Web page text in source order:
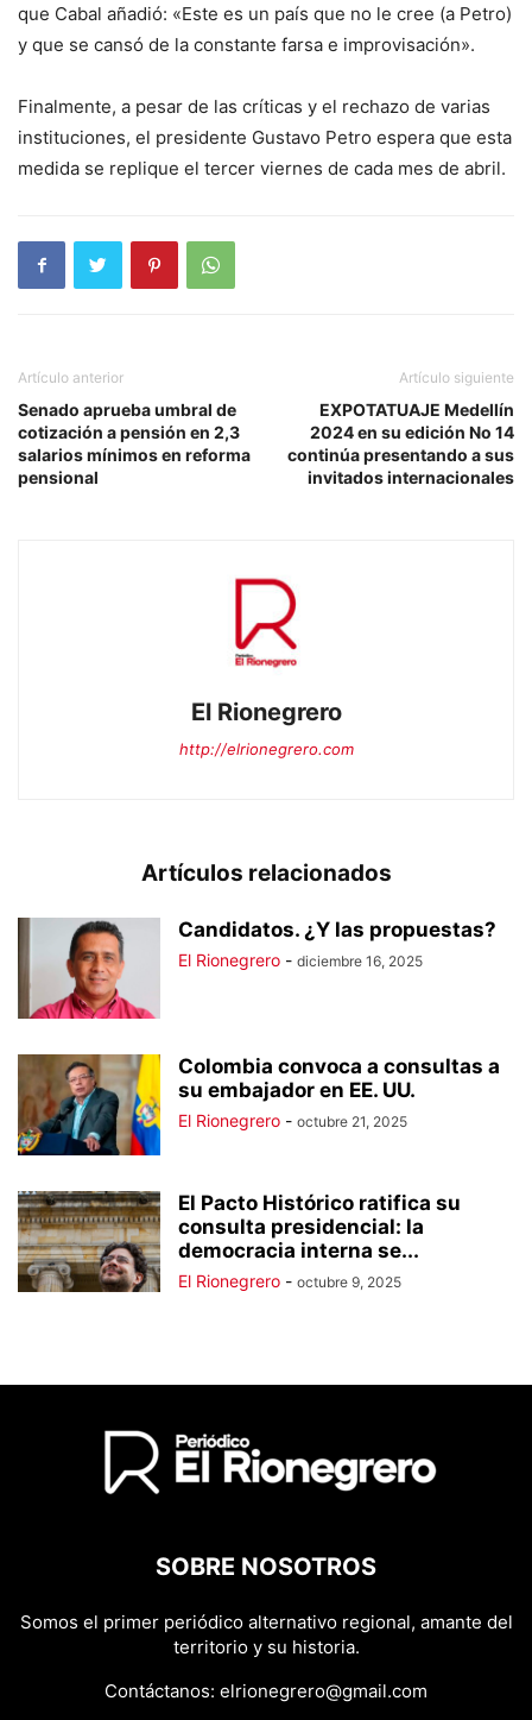
que Cabal añadió: «Este es un país que no le cree (a Petro)
y que se cansó de la constante farsa e improvisación».
Finalmente, a pesar de las críticas y el rechazo de varias
instituciones, el presidente Gustavo Petro espera que esta
medida se replique el tercer viernes de cada mes de abril.
Artículo anterior
Senado aprueba umbral de
cotización a pensión en 2,3
salarios mínimos en reforma
pensional
Artículo siguiente
EXPOTATUAJE Medellín
2024 en su edición No 14
continúa presentando a sus
invitados internacionales
El Rionegrero
http://elrionegrero.com
Artículos relacionados
Candidatos. ¿Y las propuestas?
El Rionegrero - diciembre 16, 2025
Colombia convoca a consultas a
su embajador en EE. UU.
El Rionegrero - octubre 21, 2025
El Pacto Histórico ratifica su
consulta presidencial: la
democracia interna se...
El Rionegrero - octubre 9, 2025
SOBRE NOSOTROS
Somos el primer periódico alternativo regional, amante del
territorio y su historia.
Contáctanos: elrionegrero@gmail.com